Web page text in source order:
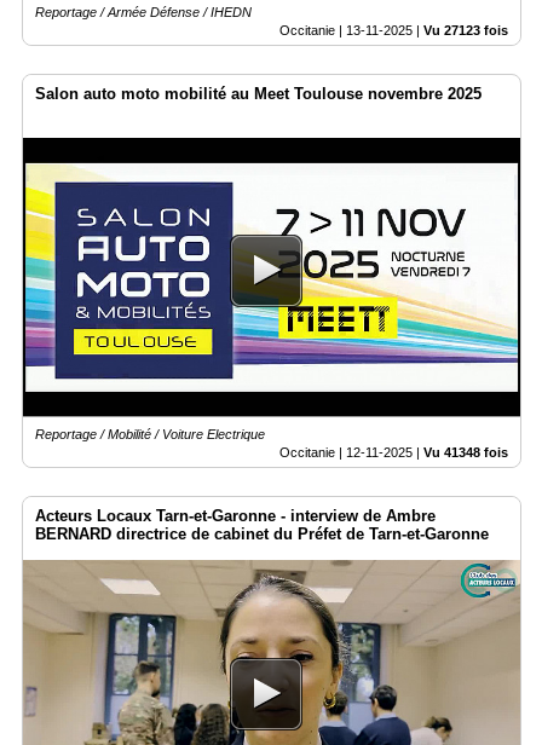
Reportage / Armée Défense / IHEDN
Occitanie | 13-11-2025 | Vu 27123 fois
Salon auto moto mobilité au Meet Toulouse novembre 2025
Reportage / Mobilité / Voiture Electrique
Occitanie | 12-11-2025 Vu 41348 fois
Acteurs Locaux Tarn-et-Garonne - interview de Ambre
BERNARD directrice de cabinet du Préfet de Tarn-et-Garonne